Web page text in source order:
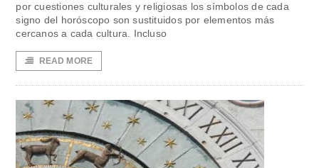
por cuestiones culturales y religiosas los símbolos de cada
signo del horóscopo son sustituidos por elementos más
cercanos a cada cultura. Incluso
READ MORE